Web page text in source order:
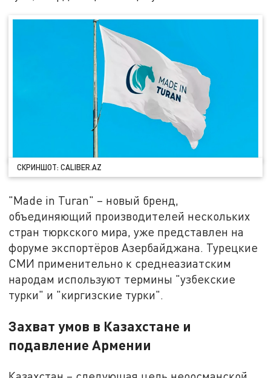
СКРИНШОТ: CALIBER.AZ
"Made in Turan" – новый бренд,
объединяющий производителей нескольких
стран тюркского мира, уже представлен на
форуме экспортёров Азербайджана. Турецкие
СМИ применительно к среднеазиатским
народам используют термины "узбекские
турки" и "киргизские турки".
Захват умов в Казахстане и
подавление Армении